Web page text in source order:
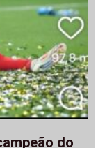
do